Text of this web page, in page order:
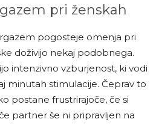
pri ženskah
pogosteje omenja pri
doživijo nekaj podobnega.
intenzivno vzburjenost, ki vodi
minutah stimulacije. Čeprav to
postane frustrirajoče, če si
partner še ni pripravljen na